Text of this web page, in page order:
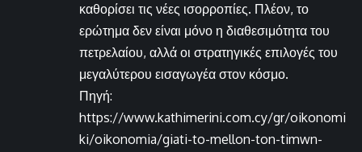
καθορίσει τις νέες ισορροπίες. Πλέον, το
ερώτημα δεν είναι μόνο η διαθεσιμότητα του
πετρελαίου, αλλά οι στρατηγικές επιλογές του
μεγαλύτερου εισαγωγέα στον κόσμο.
Πηγή:
https://www.kathimerini.com.cy/gr/oikonomi
ki/oikonomia/giati-to-mellon-ton-timwn-